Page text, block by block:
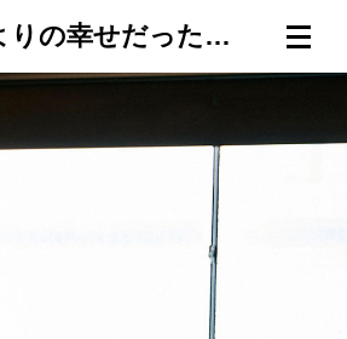
（無料） ログイン お客さんが自分の店を選んで来てくれることが、何よりの幸せだったんだと気づいた──吉祥寺「BAR WOODY」